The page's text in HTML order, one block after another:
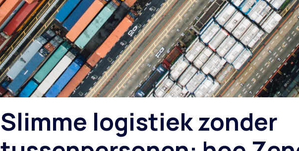
Slimme logistiek zonder